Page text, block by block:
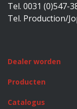
Tel. 0031 (0)547-
Tel. Production/
Dealer worden
Producten
Catalogus